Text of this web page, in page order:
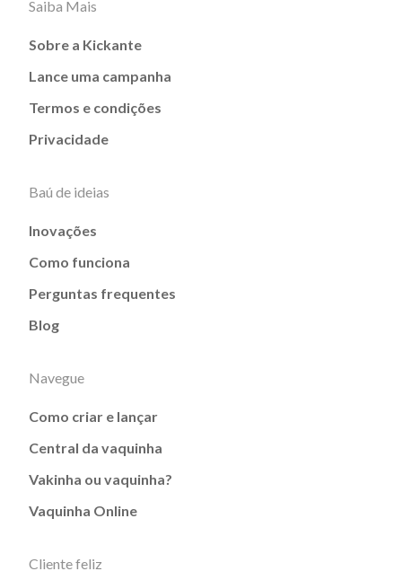
Saiba Mais
Sobre a Kickante
Lance uma campanha
Termos e condições
Privacidade
Baú de ideias
Inovações
Como funciona
Perguntas frequentes
Blog
Navegue
Como criar e lançar
Central da vaquinha
Vakinha ou vaquinha?
Vaquinha Online
Cliente feliz